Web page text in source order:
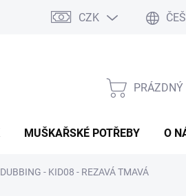
CZK
PRÁZDNÝ
MUŠKAŘSKÉ POTŘEBY O
- KID08 - REZAVÁ TMAVÁ